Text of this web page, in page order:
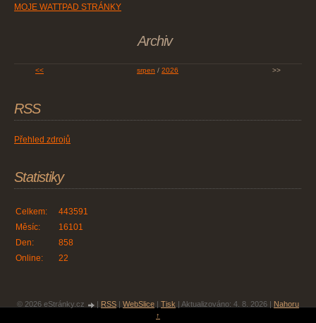
MOJE WATTPAD STRÁNKY
Archiv
<< srpen / 2026 >>
RSS
Přehled zdrojů
Statistiky
Online: 22
Celkem:
443591
Měsíc:
16101
Den:
858
© 2026 eStránky.cz RSS WebSlice Tisk Aktualizováno: 4. 8. 2026
Nahoru
↑